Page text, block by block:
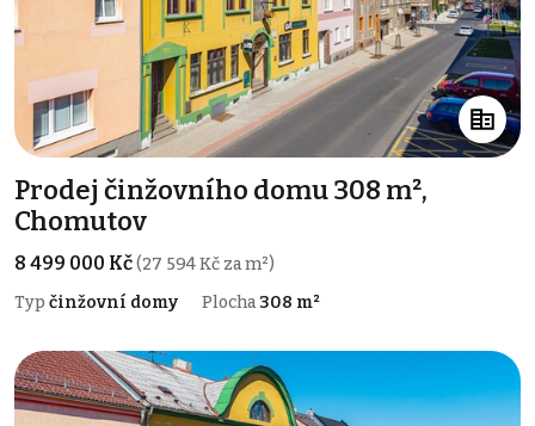
Prodej činžovního domu 308 m²,
Chomutov
8 499 000 Kč(27 594 Kč za m²)
Typ činžovní domy Plocha 308 m²